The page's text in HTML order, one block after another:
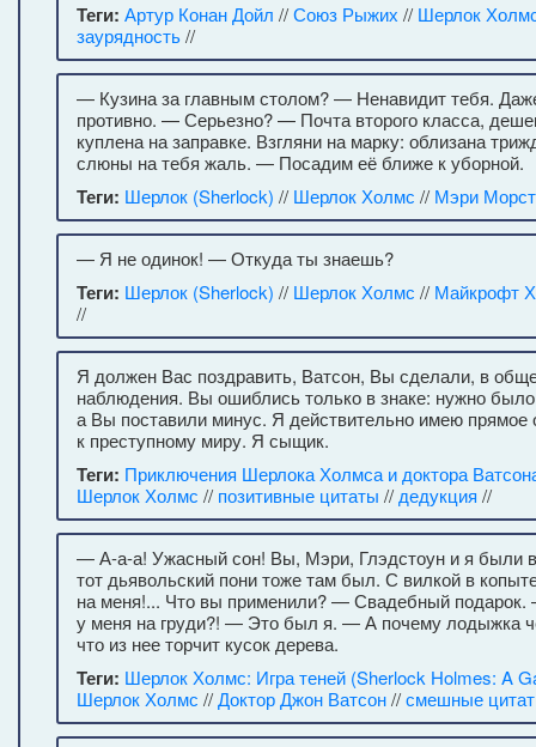
Теги: Артур Конан Дойл //Союз Рыжих // Шерлок
заурядность//
— Кузина за главным столом? — Ненавидит тебя.
противно. — Серьезно? — Почта второго класса,
куплена на заправке. Взгляни на марку: облизана
слюны на тебя жаль. — Посадим её ближе к уборной.
Теги: Шерлок (Sherlock) // Шерлок Холмс // Мэри
— Я не одинок! — Откуда ты знаешь?
Теги: Шерлок (Sherlock) // Шерлок Холмс // Майкрофт
//
Я должен Вас поздравить, Ватсон, Вы сделали, в
наблюдения. Вы ошиблись только в знаке: нужно
а Вы поставили минус. Я действительно имею прямое
к преступному миру. Я сыщик.
Теги: Приключения Шерлока Холмса и доктора
Шерлок Холмс // позитивные цитаты // дедукция //
— А-а-а! Ужасный сон! Вы, Мэри, Глэдстоун и я были в
тот дьявольский пони тоже там был. С вилкой в
на меня!... Что вы применили? — Свадебный подарок.
у меня на груди?! — Это был я. — А почему лодыжка
что из нее торчит кусок дерева.
Теги: Шерлок Холмс: Игра теней (Sherlock Holmes: A
Шерлок Холмс //Доктор Джон Ватсон//смешные